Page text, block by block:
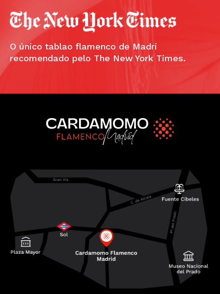
O único tablao flamenco de Madri
recomendado pelo The New York Times.